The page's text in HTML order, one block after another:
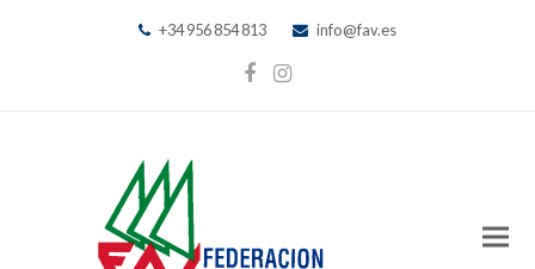
+34 956 854 813 info@fav.es
Facebook
Instagram